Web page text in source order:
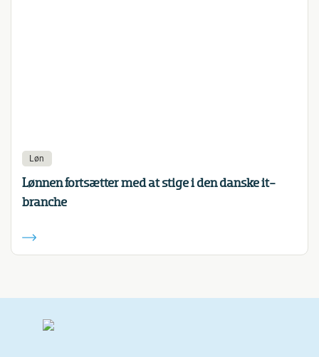
Løn
Lønnen fortsætter med at stige i den danske it-
branche